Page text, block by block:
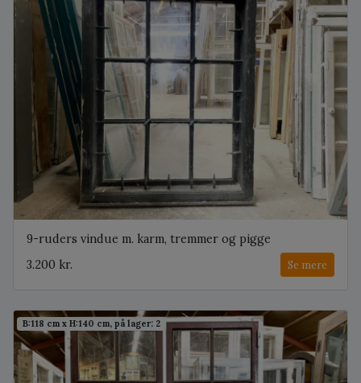
9-ruders vindue m. karm, tremmer og pigge
3.200 kr.
Se mere
B:118 cm x H:140 cm, på lager: 2